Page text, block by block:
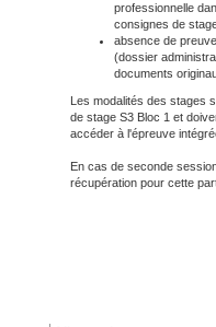
professionnelle
consignes de
absence de
(dossier
documents
Les modalités des stages
de stage S3 Bloc 1 et
accéder à l'épreuve
En cas de seconde
récupération pour cette